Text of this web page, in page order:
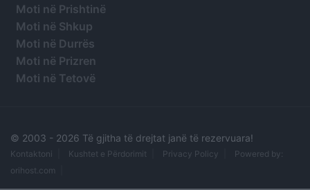
Moti në Prishtinë
Moti në Shkup
Moti në Durrës
Moti në Prizren
Moti në Tetovë
© 2003 - 2026 Të gjitha të drejtat janë të rezervuara!
Kontaktoni Kushtet e Përdorimit Privacy Policy
Powered by:
orihost.com